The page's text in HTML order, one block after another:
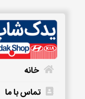
خانه
تماس با ما